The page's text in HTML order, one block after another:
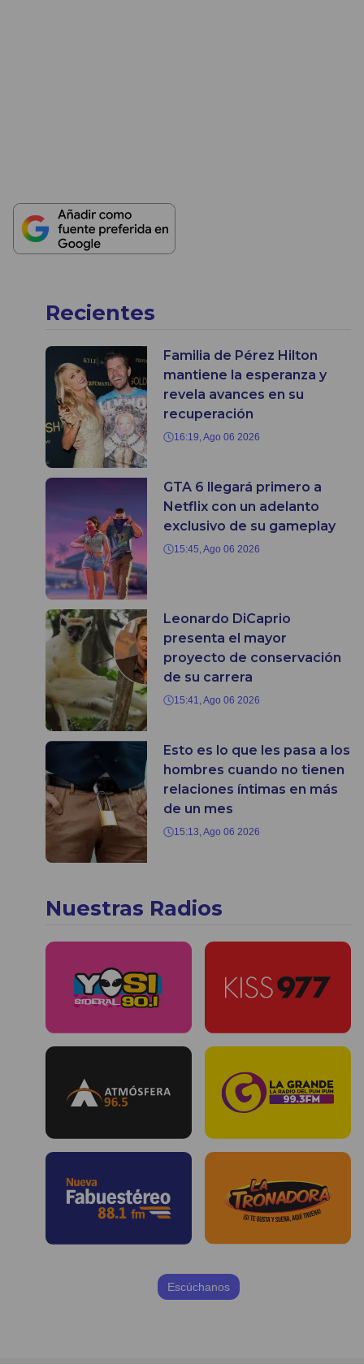
Recientes
Familia de Pérez Hilton
mantiene la esperanza y
revela avances en su
recuperación
16:19, Ago 06 2026
GTA 6 llegará primero a
Netflix con un adelanto
exclusivo de su gameplay
15:45, Ago 06 2026
Leonardo DiCaprio
presenta el mayor
proyecto de conservación
de su carrera
15:41, Ago 06 2026
Esto es lo que les pasa a los
hombres cuando no tienen
relaciones íntimas en más
de un mes
15:13, Ago 06 2026
Nuestras Radios
Escúchanos